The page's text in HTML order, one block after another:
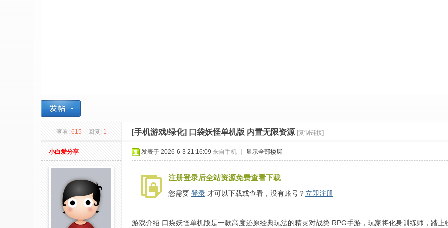
源
科
查看: 615 回复: 1 [手机游戏/绿化] 口袋妖怪单机版 内置无限资源 [复制链接]
小白爱分享 发表于 2026-6-3 21:16:09 来自手机 显示全部楼层
注册登录后全站资源免费查看下载
您需要 登录 才可以下载或查看，没有账号？ 立即注册
游戏介绍 口袋妖怪单机版是一款高度还原经典玩法的精灵对战类 RPG手游，玩家将化身训练师，踏